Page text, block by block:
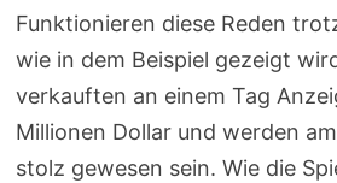
Funktionieren diese Reden
wie in dem Beispiel gezeigt
verkauften an einem Tag
Millionen Dollar und werden
stolz gewesen sein. Wie die